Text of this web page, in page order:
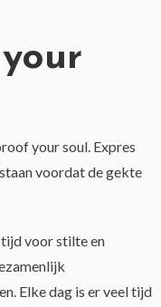
your soul. Expres
voordat de gekte
tijd voor stilte en
Elke dag is er veel tijd